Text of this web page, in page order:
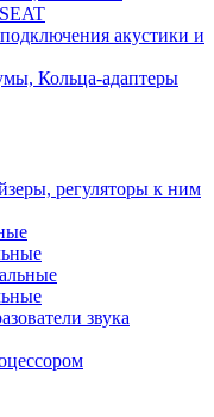
акустики и
Кольца-адаптеры
регуляторы к ним
звука